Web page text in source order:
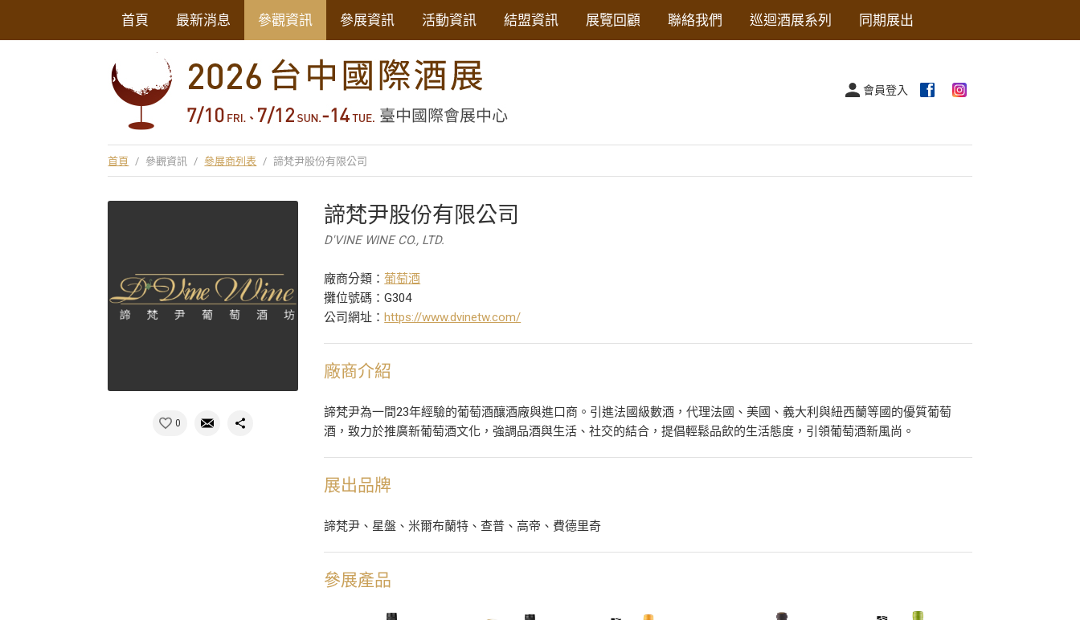
首頁 最新消息 參觀資訊 參展資訊 活動資訊 結盟資訊 展覽回顧 聯絡我們 巡迴酒展系列 同期展出
會員登入
首頁 / 參觀資訊 / 參展商列表 / 諦梵尹股份有限公司
0
諦梵尹股份有限公司
D'VINE WINE CO., LTD.
廠商分類：葡萄酒
攤位號碼：G304
公司網址：https://www.dvinetw.com/
廠商介紹
諦梵尹為一間23年經驗的葡萄酒釀酒廠與進口商。引進法國級數酒，代理法國、美國、義大利與紐西蘭等國的優質葡萄
酒，致力於推廣新葡萄酒文化，強調品酒與生活、社交的結合，提倡輕鬆品飲的生活態度，引領葡萄酒新風尚。
展出品牌
諦梵尹、星盤、米爾布蘭特、查普、高帝、費德里奇
參展產品